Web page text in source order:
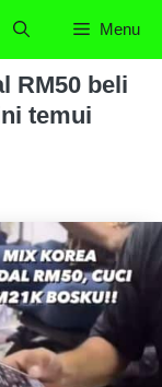
Menu
RM50 beli
temui